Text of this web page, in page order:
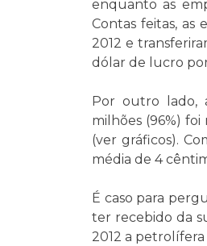
enquanto as
Contas feitas, as
2012 e
dólar de lucro
Por outro lado,
milhões (96%)
(ver gráficos).
média de 4
É caso para
ter recebido da
2012 a